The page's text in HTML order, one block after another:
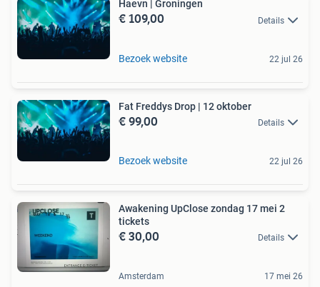
Haevn | Groningen
€ 109,00 Details
Bezoek website 22 jul 26
Fat Freddys Drop | 12 oktober
€ 99,00 Details
Bezoek website 22 jul 26
Awakening UpClose zondag 17 mei 2
tickets
€ 30,00 Details
Amsterdam 17 mei 26